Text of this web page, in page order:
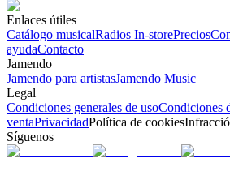
Enlaces útiles
Catálogo musicalRadios In-storePrecios
ayudaContacto
Jamendo
Jamendo para artistasJamendo Music
Legal
Condiciones generales de usoCondiciones
ventaPrivacidadPolítica de cookies
Síguenos